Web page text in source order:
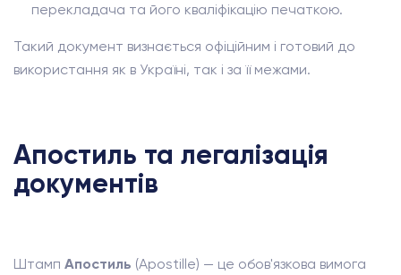
перекладача та його кваліфікацію печаткою.
Такий документ визнається офіційним і готовий до
використання як в Україні, так і за її межами.
Апостиль та легалізація
документів
Штамп Апостиль (Apostille) — це обов'язкова вимога